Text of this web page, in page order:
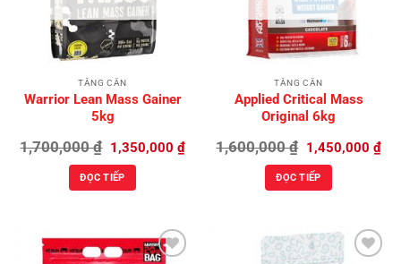
TĂNG CÂN
Warrior Lean Mass Gainer
5kg
1,700,000₫ Giá
gốc
là:
1,700,000 ₫.
1,350,000 ₫Giá
hiện
ĐỌC TIẾP
TĂNG CÂN
Applied Critical Mass
Original 6kg
1,600,000₫ Giá
gốc
là:
1,600,000 ₫.
1,450,000 ₫Giá
ĐỌC TIẾP